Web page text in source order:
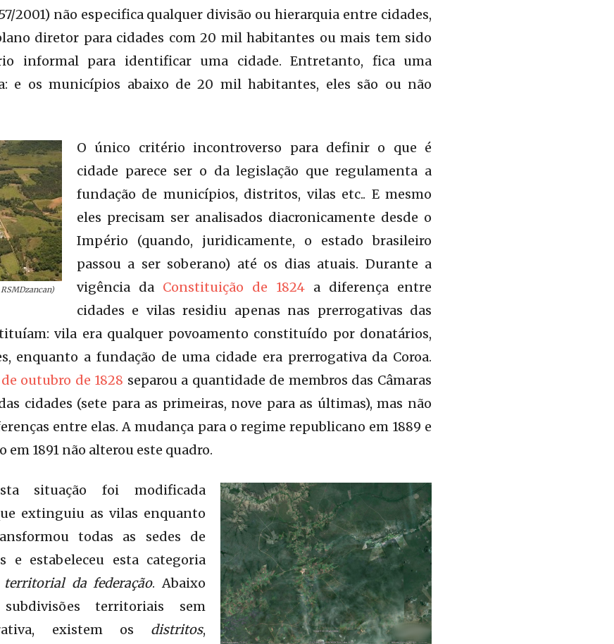
e2001) não especifica qualquer divisão ou hierarquia entre cidades,
diretor para cidades com 20 mil habitantes ou mais tem sido
informal para identificar uma cidade. Entretanto, fica uma
e os municípios abaixo de 20 mil habitantes, eles são ou não
O único critério incontroverso para definir o que é
cidade parece ser o da legislação que regulamenta a
fundação de municípios, distritos, vilas etc.. E mesmo
eles precisam ser analisados diacronicamente desde o
Império (quando, juridicamente, o estado brasileiro
passou a ser soberano) até os dias atuais. Durante a
vigência da Constituição de 1824 a diferença entre
cidades e vilas residiu apenas nas prerrogativas das
vila era qualquer povoamento constituído por donatários,
enquanto a fundação de uma cidade era prerrogativa da Coroa.
outubro de 1828 separou a quantidade de membros das Câmaras
cidades (sete para as primeiras, nove para as últimas), mas não
entre elas. A mudança para o regime republicano em 1889 e
1891 não alterou este quadro.
situação foi modificada
extinguiu as vilas enquanto
todas as sedes de
e estabeleceu esta categoria
da federação. Abaixo
territoriais sem
existem os distritos,